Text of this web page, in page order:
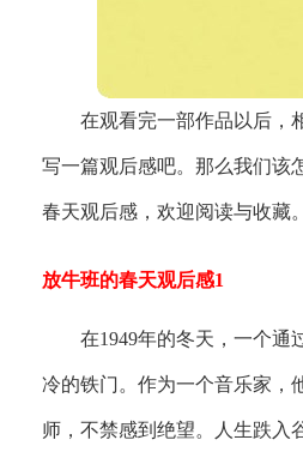
在观看完一部作品以后，
写一篇观后感吧。那么我们该
春天观后感，欢迎阅读与收藏。
放牛班的春天观后感1
在1949年的冬天，一个通
冷的铁门。作为一个音乐家，
师，不禁感到绝望。人生跌入